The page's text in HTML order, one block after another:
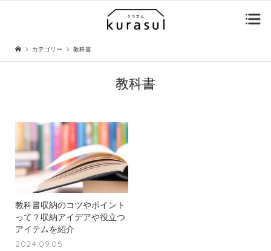
カテゴリー 教科書
教科書
教科書収納のコツやポイント
って？収納アイデアや役立つ
アイテムを紹介
2024.09.05